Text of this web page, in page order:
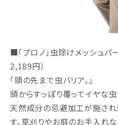
■「プロノ」虫除けメッシュ
2,189円）
「頭の先まで虫バリア。」
頭からすっぽり覆ってイヤな
天然成分の忌避加工が施され
す。草刈りやお庭のお手入れ